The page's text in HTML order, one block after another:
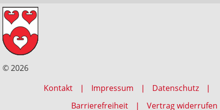
© 2026
Kontakt
Impressum
Datenschutz
Barrierefreiheit
Vertrag widerrufen